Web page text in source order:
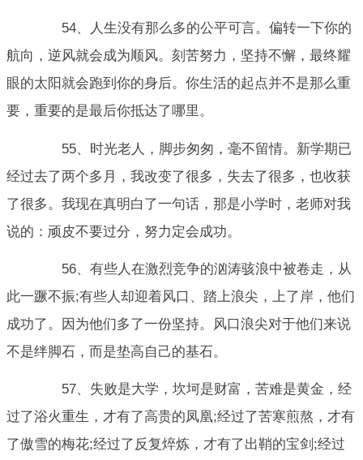
54、人生没有那么多的公平可言。偏转一下你的
航向，逆风就会成为顺风。刻苦努力，坚持不懈，最终耀
眼的太阳就会跑到你的身后。你生活的起点并不是那么重
要，重要的是最后你抵达了哪里。
55、时光老人，脚步匆匆，毫不留情。新学期已
经过去了两个多月，我改变了很多，失去了很多，也收获
了很多。我现在真明白了一句话，那是小学时，老师对我
说的：顽皮不要过分，努力定会成功。
56、有些人在激烈竞争的汹涛骇浪中被卷走，从
此一蹶不振;有些人却迎着风口、踏上浪尖，上了岸，他们
成功了。因为他们多了一份坚持。风口浪尖对于他们来说
不是绊脚石，而是垫高自己的基石。
57、失败是大学，坎坷是财富，苦难是黄金，经
过了浴火重生，才有了高贵的凤凰;经过了苦寒煎熬，才有
了傲雪的梅花;经过了反复焠炼，才有了出鞘的宝剑;经过